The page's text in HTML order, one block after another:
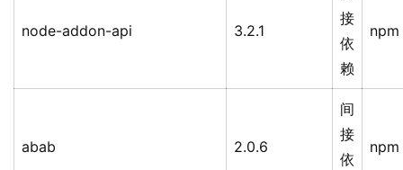
node-addon-api 3.2.1
接
依
赖
npm
abab 2.0.6
间
接
依
npm